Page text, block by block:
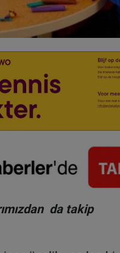
da takip